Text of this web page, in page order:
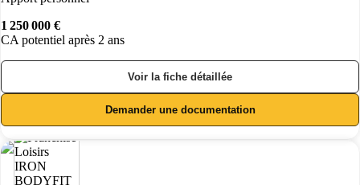
1 250 000 €
CA potentiel après 2 ans
Voir la fiche détaillée
Demander une documentation